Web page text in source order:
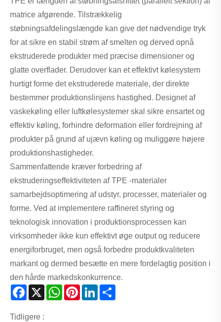
matrice afgørende. Tilstrækkelig
støbningsafdelingslængde kan give det nødvendige tryk
for at sikre en stabil strøm af smelten og derved opnå
ekstruderede produkter med præcise dimensioner og
glatte overflader. Derudover kan et effektivt kølesystem
hurtigt forme det ekstruderede materiale, der direkte
bestemmer produktionslinjens hastighed. Designet af
vaskekøling eller luftkølesystemer skal sikre ensartet og
effektiv køling, forhindre deformation eller fordrejning af
produkter på grund af ujævn køling og muliggøre højere
produktionshastigheder.
Sammenfattende kræver forbedring af
ekstruderingseffektiviteten af ​​TPE -materialer
samarbejdsoptimering af udstyr, processer, materialer og
forme. Ved at implementere raffineret styring og
teknologisk innovation i produktionsprocessen kan
virksomheder ikke kun effektivt øge output og reducere
energiforbruget, men også forbedre produktkvaliteten
markant og dermed besætte en mere fordelagtig position i
den hårde markedskonkurrence.
Facebook
X WhatsAppPinterestLinkedIn
Tidligere :